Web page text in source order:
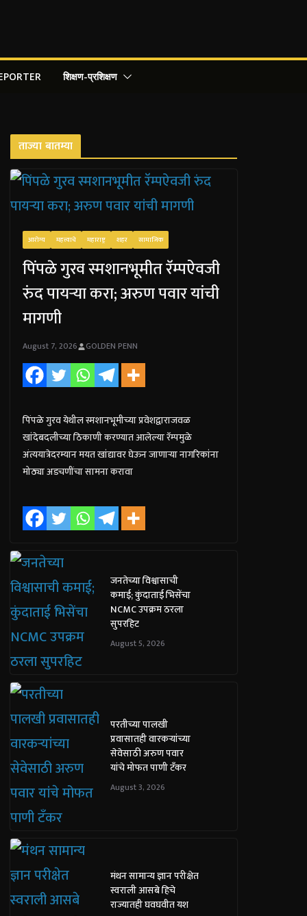
शिक्षण-प्रशिक्षण
ताज्या बातम्या
आरोग्य महत्त्वाचे महाराष्ट्र शहर सामाजिक
पिंपळे गुरव स्मशानभूमीत रॅम्पऐवजी
रुंद पायऱ्या करा; अरुण पवार यांची
मागणी
August 7, 2026 GOLDEN PENN
पिंपळे गुरव येथील स्मशानभूमीच्या प्रवेशद्वाराजवळ
खांदेबदलीच्या ठिकाणी करण्यात आलेल्या रॅम्पमुळे
अंत्ययात्रेदरम्यान मयत खांद्यावर घेऊन जाणाऱ्या नागरिकांना
मोठ्या अडचणींचा सामना करावा
जनतेच्या विश्वासाची
कमाई; कुंदाताई भिसेंचा
NCMC उपक्रम ठरला
सुपरहिट
August 5, 2026
परतीच्या पालखी
प्रवासातही वारकऱ्यांच्या
सेवेसाठी अरुण पवार
यांचे मोफत पाणी टँकर
August 3, 2026
मंथन सामान्य ज्ञान परीक्षेत
स्वराली आसबे हिचे
राज्यातही घवघवीत यश